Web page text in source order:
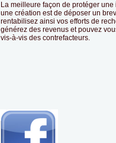
La meilleure façon de protéger une
une création est de déposer un
rentabilisez ainsi vos efforts de
générez des revenus et pouvez
vis-à-vis des contrefacteurs.